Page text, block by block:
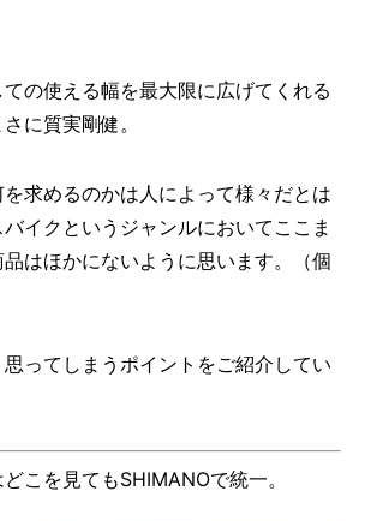
の使える幅を最大限に広げてくれる
に質実剛健。
求めるのかは人によって様々だとは
イクというジャンルにおいてここま
はほかにないように思います。（個
ってしまうポイントをご紹介してい
こを見てもSHIMANOで統一。